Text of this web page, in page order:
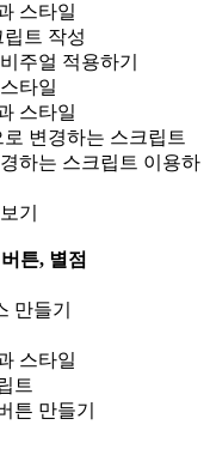
스타일
립트 작성
주얼 적용하기
타일
스타일
로 변경하는 스크립트
하는 스크립트 이용하
기
튼, 별점
만들기
스타일
트
튼 만들기